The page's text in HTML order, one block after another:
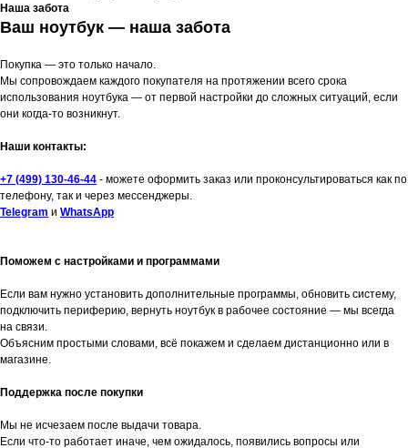
Наша забота
Ваш ноутбук — наша забота
Покупка — это только начало.
Мы сопровождаем каждого покупателя на протяжении всего срока
использования ноутбука — от первой настройки до сложных ситуаций, если
они когда-то возникнут.
Наши контакты:
+7 (499) 130-46-44 - можете оформить заказ или проконсультироваться как по
телефону, так и через мессенджеры.
Telegram и WhatsApp
Поможем с настройками и программами
Если вам нужно установить дополнительные программы, обновить систему,
подключить периферию, вернуть ноутбук в рабочее состояние — мы всегда
на связи.
Объясним простыми словами, всё покажем и сделаем дистанционно или в
магазине.
Поддержка после покупки
Мы не исчезаем после выдачи товара.
Если что-то работает иначе, чем ожидалось, появились вопросы или